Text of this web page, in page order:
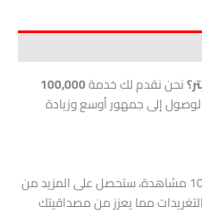
نحن نقدم لك خدمة100,000
إلى جمهور أوسع وزيادة
بفضل 100,000 مشاهدة، ستحصل على المزيد من
مما يعزز من مصداقيتك